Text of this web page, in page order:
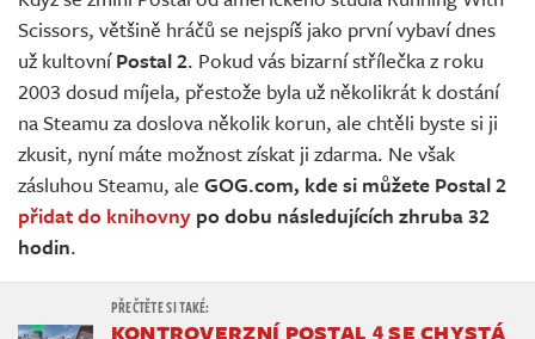
Živě
Scissors, většině hráčů se nejspíš jako první vybaví dnes
už kultovníPostal 2. Pokud vás bizarní střílečka z roku
2003 dosud míjela, přestože byla už několikrát k dostání
na Steamu za doslova několik korun, ale chtěli byste si ji
zkusit, nyní máte možnost získat ji zdarma. Ne však
zásluhou Steamu, ale GOG.com, kde si můžete Postal 2
přidat do knihovny po dobu následujících zhruba 32
hodin.
KONTROVERZNÍ POSTAL 4 SE CHYSTÁ